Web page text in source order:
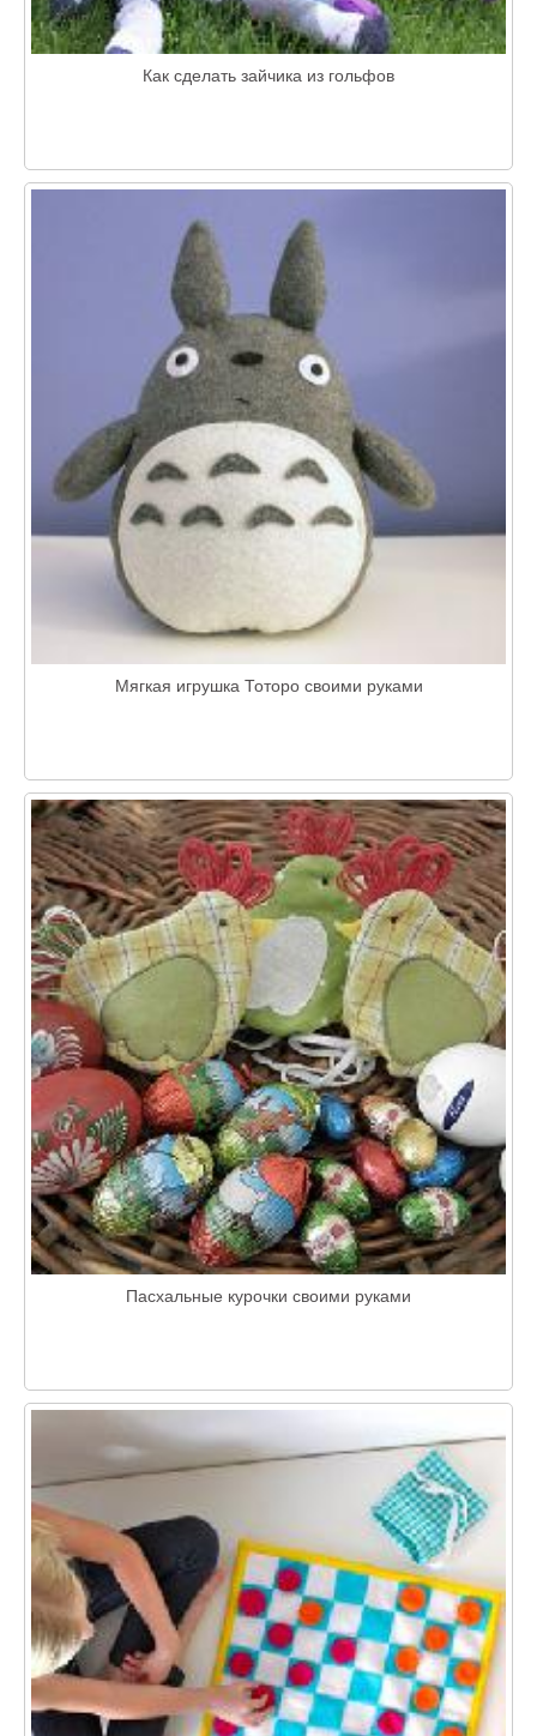
Как сделать зайчика из гольфов
Мягкая игрушка Тоторо своими руками
Пасхальные курочки своими руками